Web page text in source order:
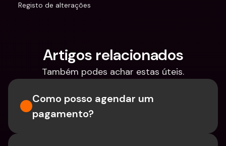
Registo de alterações
Artigos relacionados
Também podes achar estas úteis.
Como posso agendar um
pagamento?